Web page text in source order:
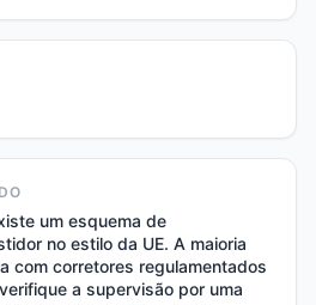
um esquema de
no estilo da UE. A maioria
com corretores regulamentados
a supervisão por uma